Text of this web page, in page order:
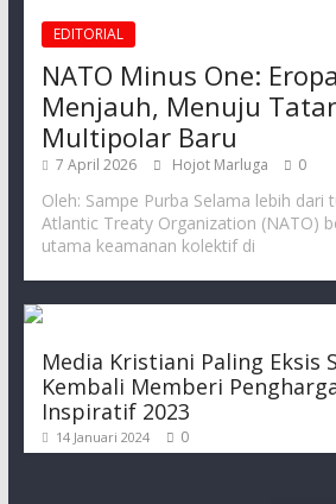
EDITORIAL
NATO Minus One:
Menjauh, Menuju
Multipolar Baru
7 April 2026 Hojot Marluga 0
Oleh: Sampe Purba Selama lebih dari
Atlantic Treaty Organization (NATO)
utama keamanan kolektif di
Media Kristiani Paling Eksis
Kembali Memberi
Inspiratif 2023
14 Januari 2024 0